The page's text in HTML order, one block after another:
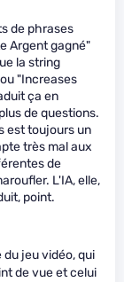
de phrases
Argent gagné"
la string
"Increases
ça en
de questions.
est toujours un
très mal aux
de
L'IA, elle,
point.
du jeu vidéo, qui
de vue et celui